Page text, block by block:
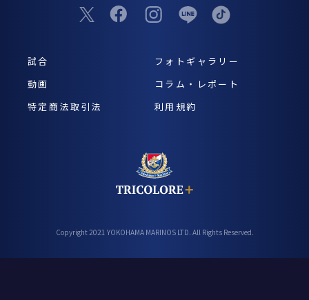
試合
フォトギャラリー
動画
コラム・レポート
特定商法取引法
利用規約
Copyright 2021 YOKOHAMA MARINOS LTD. All Rights Reserved.